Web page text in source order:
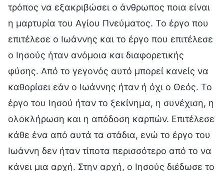
τρόπος να εξακριβώσει ο άνθρωπος ποια είναι
η μαρτυρία του Αγίου Πνεύματος. Το έργο που
επιτέλεσε ο Ιωάννης και το έργο που επιτέλεσε
ο Ιησούς ήταν ανόμοια και διαφορετικής
φύσης. Από το γεγονός αυτό μπορεί κανείς να
καθορίσει εάν ο Ιωάννης ήταν ή όχι ο Θεός. Το
έργο του Ιησού ήταν το ξεκίνημα, η συνέχιση, η
ολοκλήρωση και η απόδοση καρπών. Επιτέλεσε
κάθε ένα από αυτά τα στάδια, ενώ το έργο του
Ιωάννη δεν ήταν τίποτα περισσότερο από το να
κάνει μια αρχή. Στην αρχή, ο Ιησούς διέδωσε το